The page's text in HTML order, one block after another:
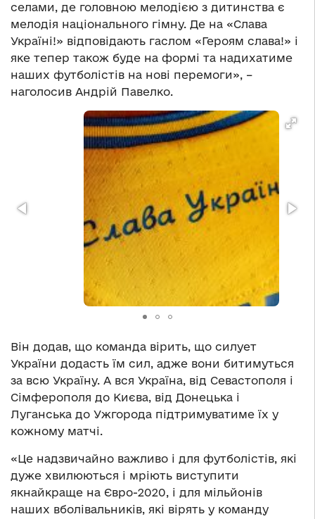
селами, де головною мелодією з дитинства є
мелодія національного гімну. Де на «Слава
Україні!» відповідають гаслом «Героям слава!» і
яке тепер також буде на формі та надихатиме
наших футболістів на нові перемоги», –
наголосив Андрій Павелко.
Він додав, що команда вірить, що силует
України додасть їм сил, адже вони битимуться
за всю Україну. А вся Україна, від Севастополя і
Сімферополя до Києва, від Донецька і
Луганська до Ужгорода підтримуватиме їх у
кожному матчі.
«Це надзвичайно важливо і для футболістів, які
дуже хвилюються і мріють виступити
якнайкраще на Євро-2020, і для мільйонів
наших вболівальників, які вірять у команду